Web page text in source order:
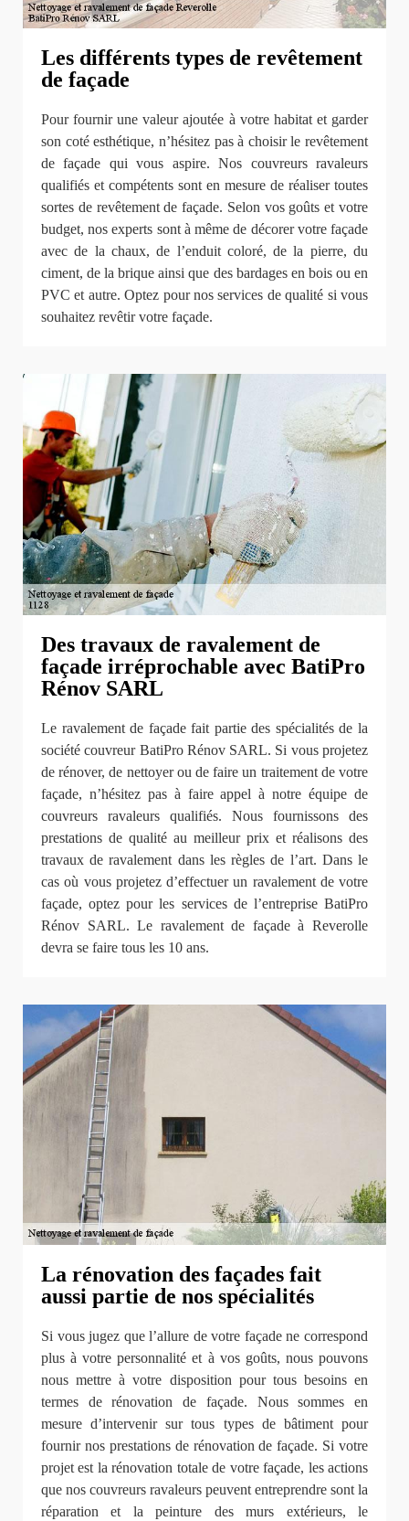
Les différents types de revêtement
de façade
Pour fournir une valeur ajoutée à votre habitat et garder
son coté esthétique, n’hésitez pas à choisir le revêtement
de façade qui vous aspire. Nos couvreurs ravaleurs
qualifiés et compétents sont en mesure de réaliser toutes
sortes de revêtement de façade. Selon vos goûts et votre
budget, nos experts sont à même de décorer votre façade
avec de la chaux, de l’enduit coloré, de la pierre, du
ciment, de la brique ainsi que des bardages en bois ou en
PVC et autre. Optez pour nos services de qualité si vous
souhaitez revêtir votre façade.
Des travaux de ravalement de
façade irréprochable avec BatiPro
Rénov SARL
Le ravalement de façade fait partie des spécialités de la
société couvreur BatiPro Rénov SARL. Si vous projetez
de rénover, de nettoyer ou de faire un traitement de votre
façade, n’hésitez pas à faire appel à notre équipe de
couvreurs ravaleurs qualifiés. Nous fournissons des
prestations de qualité au meilleur prix et réalisons des
travaux de ravalement dans les règles de l’art. Dans le
cas où vous projetez d’effectuer un ravalement de votre
façade, optez pour les services de l’entreprise BatiPro
Rénov SARL. Le ravalement de façade à Reverolle
devra se faire tous les 10 ans.
La rénovation des façades fait
aussi partie de nos spécialités
Si vous jugez que l’allure de votre façade ne correspond
plus à votre personnalité et à vos goûts, nous pouvons
nous mettre à votre disposition pour tous besoins en
termes de rénovation de façade. Nous sommes en
mesure d’intervenir sur tous types de bâtiment pour
fournir nos prestations de rénovation de façade. Si votre
projet est la rénovation totale de votre façade, les actions
que nos couvreurs ravaleurs peuvent entreprendre sont la
réparation et la peinture des murs extérieurs, le